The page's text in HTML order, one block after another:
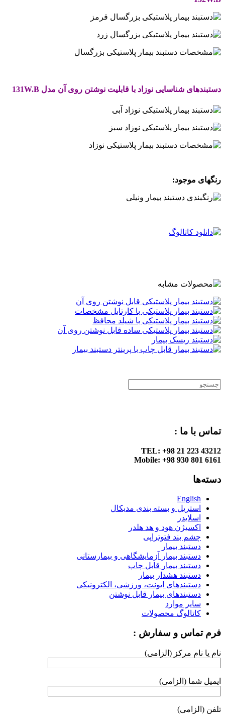
دستبندهای شناسایی نوزاد با قابلیت نوشتن روی آن مدل 131W.B
رنگهای موجود:
تماس با ما :
TEL: +98 21 223 43212
Mobile: +98 930 801 6161
دسته‌ها
English
استریل و بسته بندی مدیکال
اسلایدر
اکسیژن هود و هد هلدر
چشم بند فتوتراپی
دستبند بیمار
دستبند بیمار آزمایشگاهی و بیمارستانی
دستبند بیمار قابل چاپ
دستبند هشدار بیمار
دستبندهای ایونت، ورزشی، الکترونیکی
دستبندهای بیمار قابل نوشتن
سایر موارد
کاتالوگ محصولات
فرم تماس و سفارش :
نام یا نام مرکز (الزامی)
ایمیل شما (الزامی)
تلفن (الزامی)